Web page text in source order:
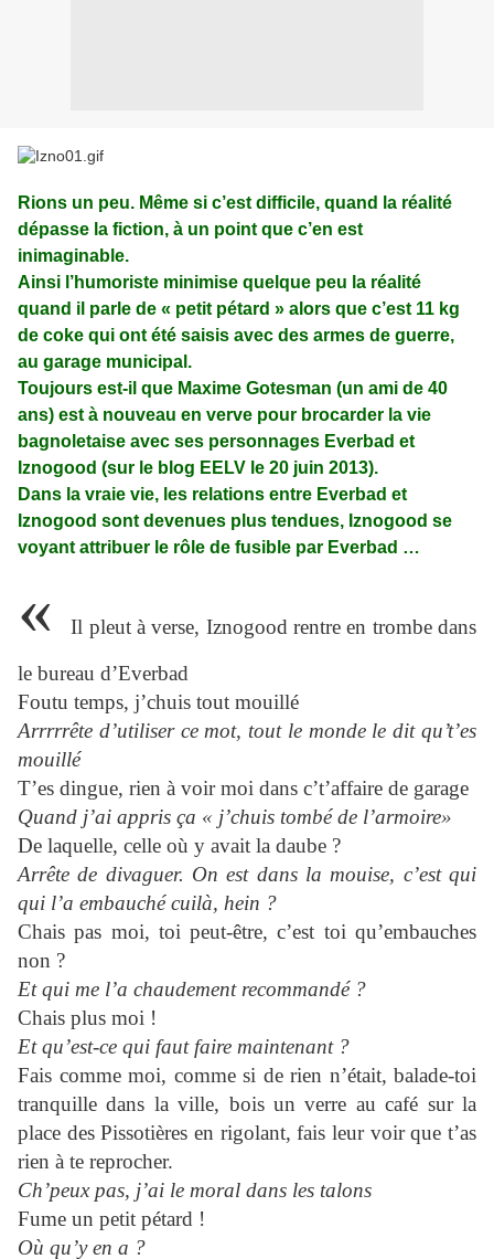
Rions un peu. Même si c’est difficile, quand la réalité
dépasse la fiction, à un point que c’en est
inimaginable.
Ainsi l’humoriste minimise quelque peu la réalité
quand il parle de « petit pétard » alors que c’est 11 kg
de coke qui ont été saisis avec des armes de guerre,
au garage municipal.
Toujours est-il que Maxime Gotesman (un ami de 40
ans) est à nouveau en verve pour brocarder la vie
bagnoletaise avec ses personnages Everbad et
Iznogood (sur le blog EELV le 20 juin 2013).
Dans la vraie vie, les relations entre Everbad et
Iznogood sont devenues plus tendues, Iznogood se
voyant attribuer le rôle de fusible par Everbad …
«Il pleut à verse, Iznogood rentre en trombe dans
le bureau d’Everbad
Foutu temps, j’chuis tout mouillé
Arrrrrête d’utiliser ce mot, tout le monde le dit qu’t’es
mouillé
T’es dingue, rien à voir moi dans c’t’affaire de garage
Quand j’ai appris ça « j’chuis tombé de l’armoire»
De laquelle, celle où y avait la daube ?
Arrête de divaguer. On est dans la mouise, c’est qui
qui l’a embauché cuilà, hein ?
Chais pas moi, toi peut-être, c’est toi qu’embauches
non ?
Et qui me l’a chaudement recommandé ?
Chais plus moi !
Et qu’est-ce qui faut faire maintenant ?
Fais comme moi, comme si de rien n’était, balade-toi
tranquille dans la ville, bois un verre au café sur la
place des Pissotières en rigolant, fais leur voir que t’as
rien à te reprocher.
Ch’peux pas, j’ai le moral dans les talons
Fume un petit pétard !
Où qu’y en a ?